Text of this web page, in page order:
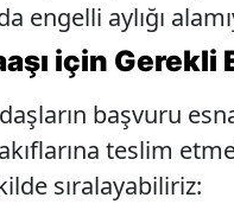
engelli aylığı
şı için Gerekli
başvuru
teslim
sıralayabiliriz: